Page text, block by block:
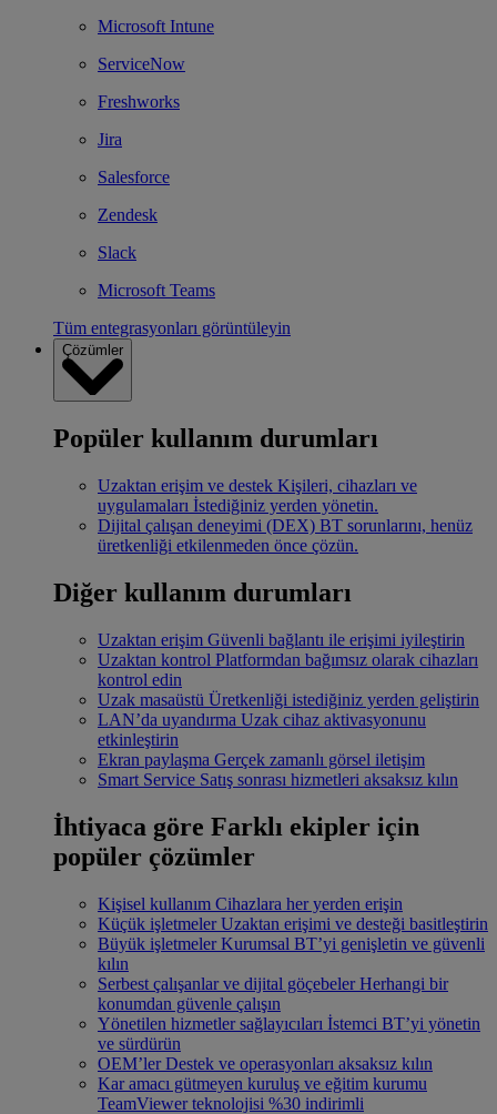
Microsoft Intune
ServiceNow
Freshworks
Jira
Salesforce
Zendesk
Slack
Microsoft Teams
Tüm entegrasyonları görüntüleyin
Çözümler
Popüler kullanım durumları
Uzaktan erişim ve destek Kişileri, cihazları ve
uygulamaları İstediğiniz yerden yönetin.
Dijital çalışan deneyimi (DEX) BT sorunlarını, henüz
üretkenliği etkilenmeden önce çözün.
Diğer kullanım durumları
Uzaktan erişim Güvenli bağlantı ile erişimi iyileştirin
Uzaktan kontrol Platformdan bağımsız olarak cihazları
kontrol edin
Uzak masaüstü Üretkenliği istediğiniz yerden geliştirin
LAN’da uyandırma Uzak cihaz aktivasyonunu
etkinleştirin
Ekran paylaşma Gerçek zamanlı görsel iletişim
Smart Service Satış sonrası hizmetleri aksaksız kılın
İhtiyaca göre Farklı ekipler için
popüler çözümler
Kişisel kullanım Cihazlara her yerden erişin
Küçük işletmeler Uzaktan erişimi ve desteği basitleştirin
Büyük işletmeler Kurumsal BT’yi genişletin ve güvenli
kılın
Serbest çalışanlar ve dijital göçebeler Herhangi bir
konumdan güvenle çalışın
Yönetilen hizmetler sağlayıcıları İstemci BT’yi yönetin
ve sürdürün
OEM’ler Destek ve operasyonları aksaksız kılın
Kar amacı gütmeyen kuruluş ve eğitim kurumu
TeamViewer teknolojisi %30 indirimli